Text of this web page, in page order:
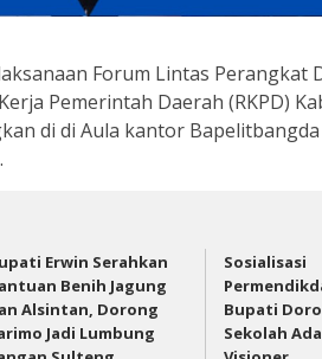
Forum Lintas Perangkat
Pemerintah Daerah (RKPD)
di di Aula kantor
Erwin Serahkan
Benih Jagung
Alsintan, Dorong
Jadi Lumbung
Sosialisasi
Bupati
Sekolah